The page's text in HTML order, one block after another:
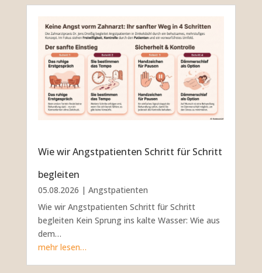
Wie wir Angstpatienten Schritt für Schritt
begleiten
05.08.2026 | Angstpatienten
Wie wir Angstpatienten Schritt für Schritt
begleiten Kein Sprung ins kalte Wasser: Wie aus
dem…
mehr lesen…